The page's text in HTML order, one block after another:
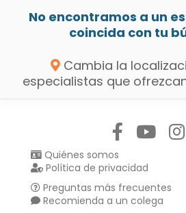
No encontramos a un
coincida con tu
Cambia la
especialistas que
Quiénes somos
Política de privacidad
Preguntas más frecuentes
Recomienda a un colega